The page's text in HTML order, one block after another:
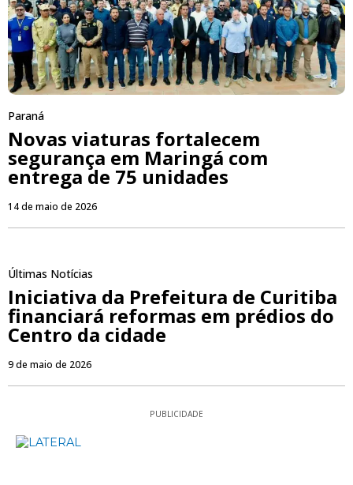
Paraná
Novas viaturas fortalecem
segurança em Maringá com
entrega de 75 unidades
14 de maio de 2026
Últimas Notícias
Iniciativa da Prefeitura de Curitiba
financiará reformas em prédios do
Centro da cidade
9 de maio de 2026
PUBLICIDADE